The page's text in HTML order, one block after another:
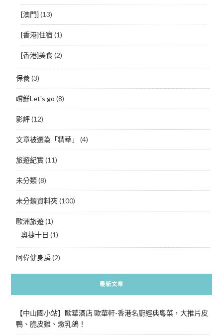
[澳門] (13)
[香港]住宿 (1)
[香港]美食(2)
保養(3)
嚐鮮Let's go (8)
影評(12)
文章被選為「精華」 (4)
旅遊紀實(11)
未分類(8)
未分類資料夾(100)
歐洲旅遊(1)
奧捷十日 (1)
阿偉健身房(2)
最新文章
【中山國小站】歐華酒店 歐華軒-香港名廚經典粵菜，大推片皮
鴨、脆皮雞、燉乳鴿！